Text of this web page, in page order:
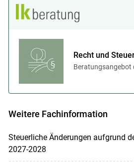
Recht und
Beratungsangebot
Weitere Fachinformation
Steuerliche Änderungen aufgrund
2027-2028